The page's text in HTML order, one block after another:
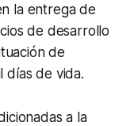
la entrega de
de desarrollo
de
días de vida.
a la